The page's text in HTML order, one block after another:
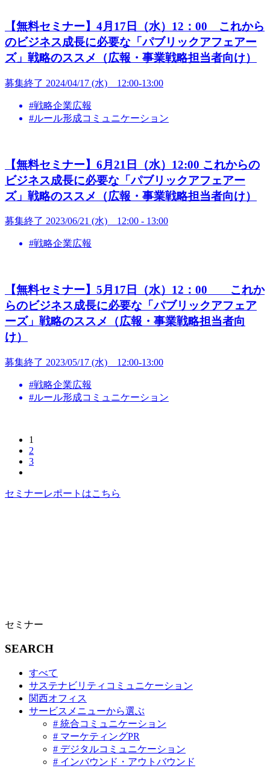
【無料セミナー】4月17日（水）12：00 これから
のビジネス成長に必要な「パブリックアフェアー
ズ」戦略のススメ（広報・事業戦略担当者向け）
募集終了 2024/04/17 (水) 12:00-13:00
#戦略企業広報
#ルール形成コミュニケーション
【無料セミナー】6月21日（水）12:00 これからの
ビジネス成長に必要な「パブリックアフェアー
ズ」戦略のススメ（広報・事業戦略担当者向け）
募集終了 2023/06/21 (水) 12:00 - 13:00
#戦略企業広報
【無料セミナー】5月17日（水）12：00 これか
らのビジネス成長に必要な「パブリックアフェア
ーズ」戦略のススメ（広報・事業戦略担当者向
け）
募集終了 2023/05/17 (水) 12:00-13:00
#戦略企業広報
#ルール形成コミュニケーション
1
2
3
セミナーレポートはこちら
セミナー
SEARCH
すべて
サステナビリティコミュニケーション
関西オフィス
サービスメニューから選ぶ
# 統合コミュニケーション
# マーケティングPR
# デジタルコミュニケーション
# インバウンド・アウトバウンド